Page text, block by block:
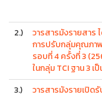
2.)
วารสารมังรายสาร
การปรับกลุ่มคุณภา
รอบที่ 4 ครั้งที่ 3
ในกลุ่ม TCI ฐาน 3 เ
3.) วารสารมังรายเปิด